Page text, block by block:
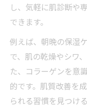
肌質改善で
肌質改善に
毎日のケアで
肌質改善
日々のケ
し、気軽に肌診断や
できます。
例えば、朝晩の保湿
で、肌の乾燥やシワ
た、コラーゲンを意
的です。肌質改善を
られる習慣を見つけ